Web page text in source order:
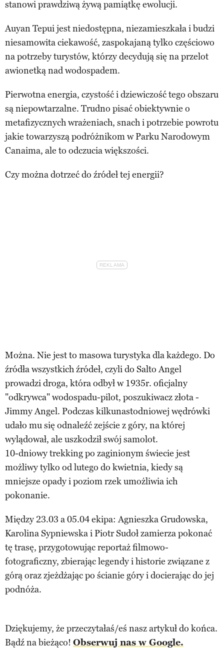
stanowi prawdziwą żywą pamiątkę ewolucji.
Auyan Tepui jest niedostępna, niezamieszkała i budzi
niesamowita ciekawość, zaspokajaną tylko częściowo
na potrzeby turystów, którzy decydują się na przelot
awionetką nad wodospadem.
Pierwotna energia, czystość i dziewiczość tego obszaru
są niepowtarzalne. Trudno pisać obiektywnie o
metafizycznych wrażeniach, snach i potrzebie powrotu
jakie towarzyszą podróżnikom w Parku Narodowym
Canaima, ale to odczucia większości.
Czy można dotrzeć do źródeł tej energii?
Można. Nie jest to masowa turystyka dla każdego. Do
źródła wszystkich źródeł, czyli do Salto Angel
prowadzi droga, która odbył w 1935r. oficjalny
"odkrywca" wodospadu-pilot, poszukiwacz złota -
Jimmy Angel. Podczas kilkunastodniowej wędrówki
udało mu się odnaleźć zejście z góry, na której
wylądował, ale uszkodził swój samolot.
10-dniowy trekking po zaginionym świecie jest
możliwy tylko od lutego do kwietnia, kiedy są
mniejsze opady i poziom rzek umożliwia ich
pokonanie.
Między 23.03 a 05.04 ekipa: Agnieszka Grudowska,
Karolina Sypniewska i Piotr Sudoł zamierza pokonać
tę trasę, przygotowując reportaż filmowo-
fotograficzny, zbierając legendy i historie związane z
górą oraz zjeżdżając po ścianie góry i docierając do jej
podnóża.
Dziękujemy, że przeczytałaś/eś nasz artykuł do końca.
Bądź na bieżąco! Obserwuj nas w Google.